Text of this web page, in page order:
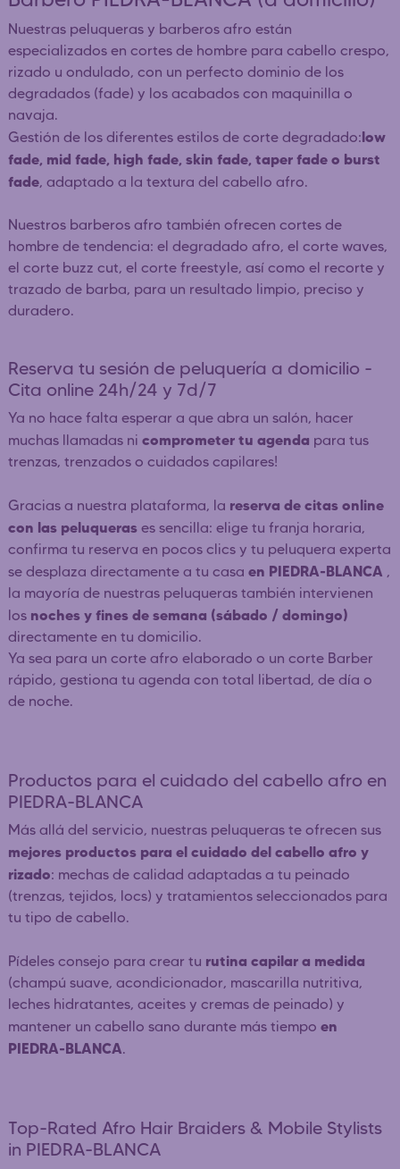
Nuestras peluqueras y barberos afro están
especializados en cortes de hombre para cabello crespo,
rizado u ondulado, con un perfecto dominio de los
degradados (fade) y los acabados con maquinilla o
navaja.
Gestión de los diferentes estilos de corte degradado:low
fade, mid fade, high fade, skin fade, taper fade o burst
fade, adaptado a la textura del cabello afro.
Nuestros barberos afro también ofrecen cortes de
hombre de tendencia: el degradado afro, el corte waves,
el corte buzz cut, el corte freestyle, así como el recorte y
trazado de barba, para un resultado limpio, preciso y
duradero.
Reserva tu sesión de peluquería a domicilio -
Cita online 24h/24 y 7d/7
Ya no hace falta esperar a que abra un salón, hacer
muchas llamadas ni comprometer tu agenda para tus
trenzas, trenzados o cuidados capilares!
Gracias a nuestra plataforma, la reserva de citas online
con las peluqueras es sencilla: elige tu franja horaria,
confirma tu reserva en pocos clics y tu peluquera experta
se desplaza directamente a tu casa en PIEDRA-BLANCA ,
la mayoría de nuestras peluqueras también intervienen
los noches y fines de semana (sábado / domingo)
directamente en tu domicilio.
Ya sea para un corte afro elaborado o un corte Barber
rápido, gestiona tu agenda con total libertad, de día o
de noche.
Productos para el cuidado del cabello afro en
PIEDRA-BLANCA
Más allá del servicio, nuestras peluqueras te ofrecen sus
mejores productos para el cuidado del cabello afro y
rizado: mechas de calidad adaptadas a tu peinado
(trenzas, tejidos, locs) y tratamientos seleccionados para
tu tipo de cabello.
Pídeles consejo para crear tu rutina capilar a medida
(champú suave, acondicionador, mascarilla nutritiva,
leches hidratantes, aceites y cremas de peinado) y
mantener un cabello sano durante más tiempo en
PIEDRA-BLANCA.
Top-Rated Afro Hair Braiders & Mobile Stylists
in PIEDRA-BLANCA